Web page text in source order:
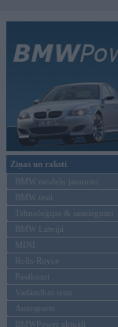
Ziņas un raksti
BMW modeļu jaunumi
BMW testi
Tehnoloģijas & sasniegumi
BMW Latvijā
MINI
Rolls-Royce
Pasākumi
Vadāmības tests
Autosports
BMWPower aktuāli